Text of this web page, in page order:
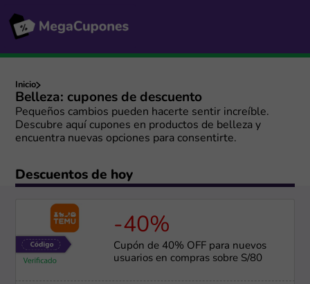
Inicio
Belleza: cupones de descuento
Pequeños cambios pueden hacerte sentir increíble.
Descubre aquí cupones en productos de belleza y
encuentra nuevas opciones para consentirte.
Descuentos de hoy
-40%
Cupón de 40% OFF para nuevos
usuarios en compras sobre S/80